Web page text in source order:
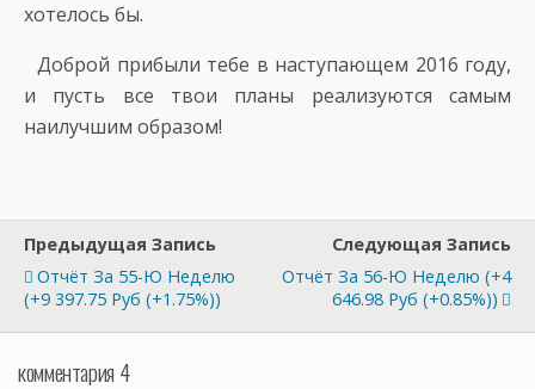
хотелось бы.
Доброй прибыли тебе в наступающем 2016 году,
и пусть все твои планы реализуются самым
наилучшим образом!
Предыдущая Запись
Отчёт За 55-Ю Неделю
(+9 397.75 Руб (+1.75%))
Следующая Запись
Отчёт За 56-Ю Неделю (+4
646.98 Руб (+0.85%))
комментария 4